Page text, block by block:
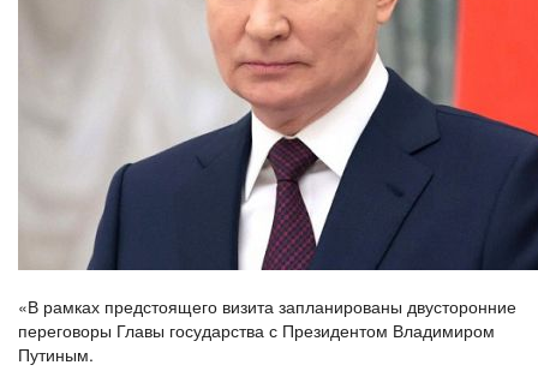
«В рамках предстоящего визита запланированы двусторонние
переговоры Главы государства с Президентом Владимиром
Путиным.